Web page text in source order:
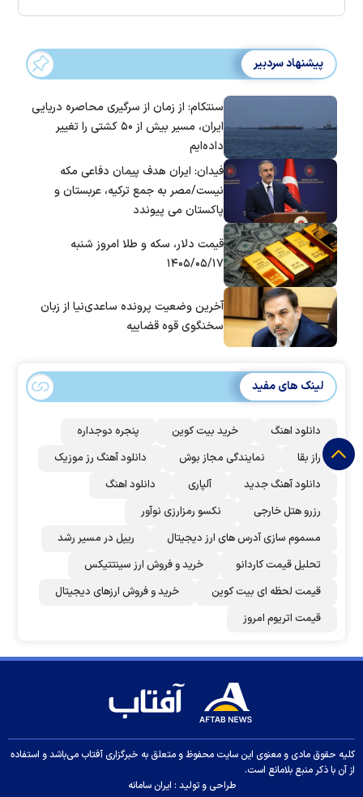
پیشنهاد سردبیر
سنتکام: از زمان از سرگیری محاصره دریایی
ایران، مسیر بیش از ۵۰ کشتی را تغییر
داده‌ایم
فیدان: ایران هدف پیمان دفاعی مکه
نیست/مصر به جمع ترکیه، عربستان و
پاکستان می پیوندد
قیمت دلار، سکه و طلا امروز شنبه
۱۴۰۵/۰۵/۱۷
آخرین وضعیت پرونده ساعدی‌نیا از زبان
سخنگوی قوه قضاییه
لینک های مفید
دانلود اهنگ خرید بیت کوین
پنجره دوجداره
راز بقا
نمایندگی مجاز بوش
دانلود آهنگ رز‌ موزیک
دانلود آهنگ جدید
آلپاری
دانلود اهنگ
رزرو هتل خارجی
نکسو رمزارزی نوآور
مسموم سازی آدرس های ارز دیجیتال
ریپل در مسیر رشد
تحلیل قیمت کاردانو
خرید و فروش ارز سینتتیکس
قیمت لحظه ای بیت کوین
خرید و فروش ارزهای دیجیتال
قیمت اتریوم امروز
کلیه حقوق مادی و معنوی این سایت محفوظ و متعلق به خبرگزاری آفتاب می‌باشد و استفاده
از آن با ذکر منبع بلامانع است.
طراحی و تولید : ایران سامانه